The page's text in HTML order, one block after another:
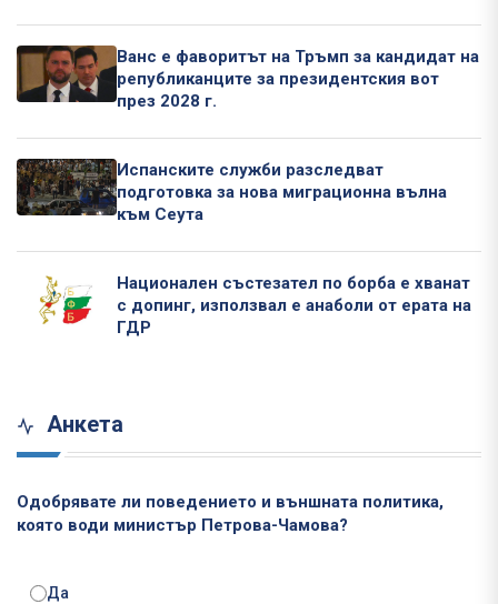
Ванс е фаворитът на Тръмп за кандидат на
републиканците за президентския вот
през 2028 г.
Испанските служби разследват
подготовка за нова миграционна вълна
към Сеута
Национален състезател по борба е хванат
с допинг, използвал е анаболи от ерата на
ГДР
Анкета
Одобрявате ли поведението и външната политика,
която води министър Петрова-Чамова?
Да